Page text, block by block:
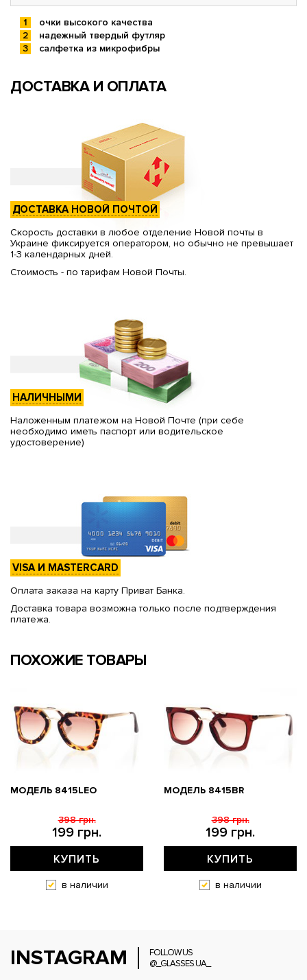
очки высокого качества
надежный твердый футляр
салфетка из микрофибры
ДОСТАВКА И ОПЛАТА
ДОСТАВКА НОВОЙ ПОЧТОЙ
Скорость доставки в любое отделение Новой почты в
Украине фиксируется оператором, но обычно не превышает
1-3 календарных дней.
Стоимость - по тарифам Новой Почты.
НАЛИЧНЫМИ
Наложенным платежом на Новой Почте (при себе
необходимо иметь паспорт или водительское
удостоверение)
VISA И MASTERCARD
Оплата заказа на карту Приват Банка.
Доставка товара возможна только после подтверждения
платежа.
ПОХОЖИЕ ТОВАРЫ
МОДЕЛЬ 8415LEO
199 грн.
398 грн.
КУПИТЬ
в наличии
МОДЕЛЬ 8415BR
199 грн.
398 грн.
КУПИТЬ
в наличии
INSTAGRAM
FOLLOW US
@_GLASSES.UA_